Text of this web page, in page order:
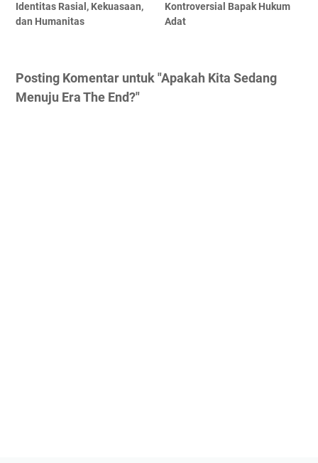
Identitas Rasial, Kekuasaan,
dan Humanitas
Kontroversial Bapak Hukum
Adat
Posting Komentar untuk "Apakah Kita Sedang
Menuju Era The End?"